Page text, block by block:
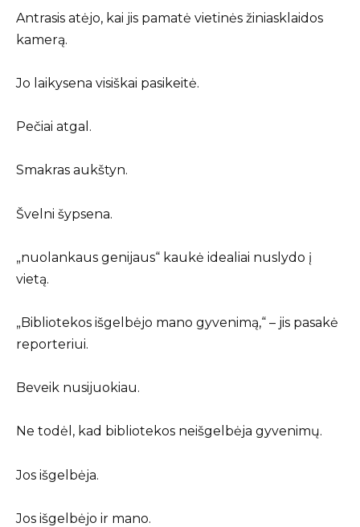
Antrasis atėjo, kai jis pamatė vietinės žiniasklaidos
kamerą.
Jo laikysena visiškai pasikeitė.
Pečiai atgal.
Smakras aukštyn.
Švelni šypsena.
„nuolankaus genijaus“ kaukė idealiai nuslydo į
vietą.
„Bibliotekos išgelbėjo mano gyvenimą,“ – jis pasakė
reporteriui.
Beveik nusijuokiau.
Ne todėl, kad bibliotekos neišgelbėja gyvenimų.
Jos išgelbėja.
Jos išgelbėjo ir mano.